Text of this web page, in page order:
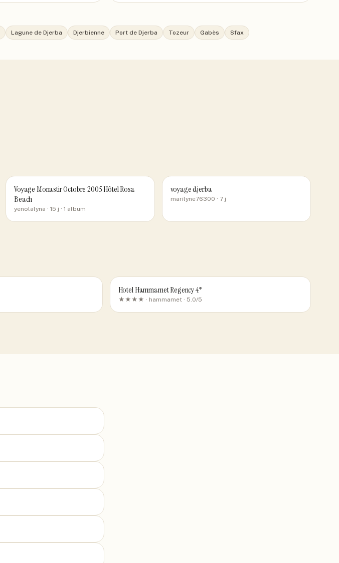
Lagune de Djerba Djerbienne Port de Djerba Tozeur Gabès Sfax
Voyage Monastir Octobre 2005 Hôtel Rosa
Beach
yenolalyna · 15 j · 1 album
voyage djerba
marilyne76300 · 7 j
Hotel Hammamet Regency 4*
★★★★ · hammamet· 5.0/5